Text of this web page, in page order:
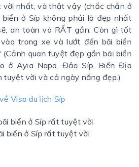
vời nhất, và thật vậy (chắc chắn ở
biển ở Síp không phải là đẹp nhất
an toàn và RẤT gần. Còn gì tốt
trong xe và lướt đến bãi biển
quan tuyệt đẹp gần bãi biển
ở Ayia Napa, Đảo Síp, Biển Địa
tuyệt vời và cả ngày nắng đẹp.)
Visa du lịch Síp
biển ở Síp rất tuyệt vời